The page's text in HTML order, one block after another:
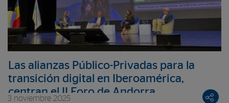
Las alianzas Público-Privadas para la
transición digital en Iberoamérica,
centran el II Foro de Andorra
3 noviembre 2025